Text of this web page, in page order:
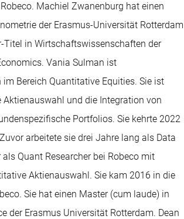
Machiel Zwanenburg hat einen
der Erasmus-Universität Rotterdam
Titel in Wirtschaftswissenschaften der
Vania Sulman ist
Bereich Quantitative Equities. Sie ist
Aktienauswahl und die Integration von
Portfolios. Sie kehrte 2022
arbeitete sie drei Jahre lang als Data
Quant Researcher bei Robeco mit
Aktienauswahl. Sie kam 2016 in die
Sie hat einen Master (cum laude) in
der Erasmus Universität Rotterdam. Dean